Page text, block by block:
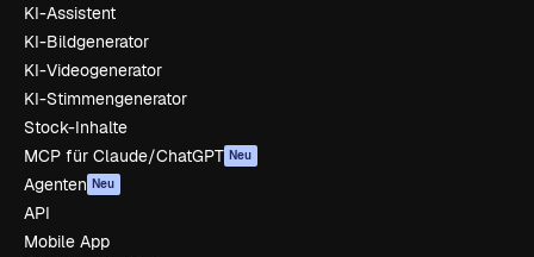
KI-Assistent
KI-Bildgenerator
KI-Videogenerator
KI-Stimmengenerator
Stock-Inhalte
MCP für Claude/ChatGPT Neu
Agenten Neu
API
Mobile App